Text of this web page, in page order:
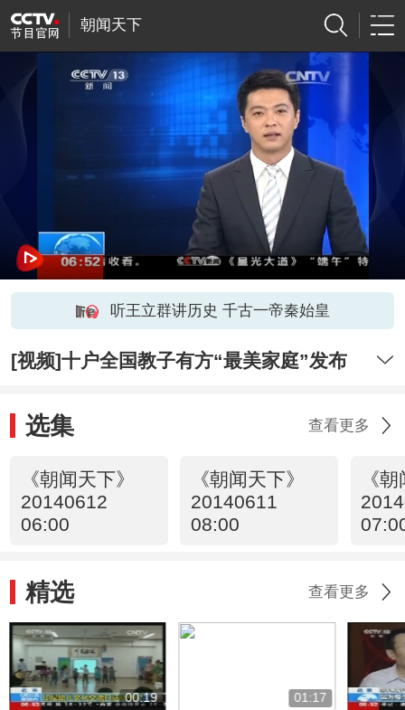
朝闻天下
听王立群讲历史 千古一帝秦始皇
[视频]十户全国教子有方“最美家庭”发布
选集 查看更多
《朝闻天下》
20140612
06:00
《朝闻天下》
20140611
08:00
《
精选 查看更多
00:19 01:17